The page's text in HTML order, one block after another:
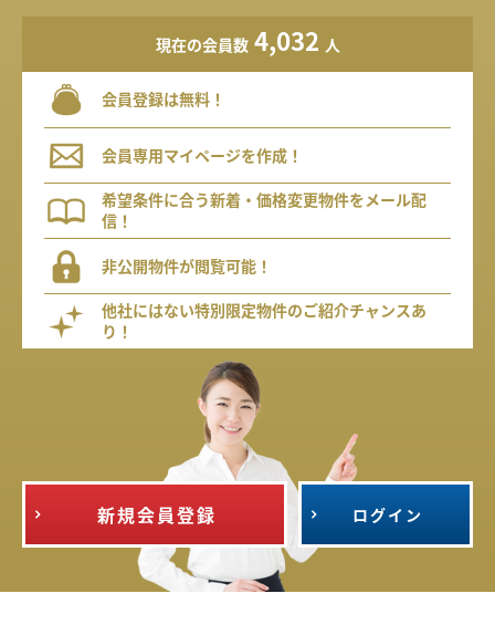
現在の会員数 4,032 人
会員登録は無料！
会員専用マイページを作成！
希望条件に合う新着・価格変更物件をメール配
信！
非公開物件が閲覧可能！
他社にはない特別限定物件のご紹介チャンスあ
り！
新規会員登録 ログイン